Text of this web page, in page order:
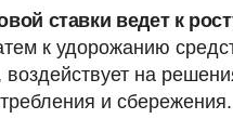
ставки ведет к
к удорожанию
на
и сбережения.